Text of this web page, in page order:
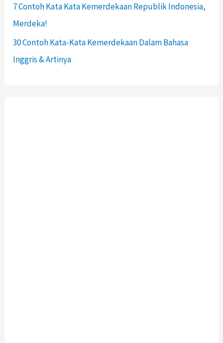
7 Contoh Kata Kata Kemerdekaan Republik Indonesia,
Merdeka!
30 Contoh Kata-Kata Kemerdekaan Dalam Bahasa
Inggris & Artinya